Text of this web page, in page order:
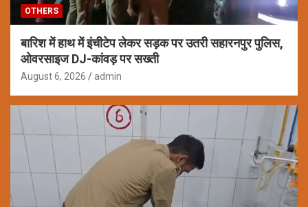
OTHERS
बारिश में हाथ में इंचीटेप लेकर सड़क पर उतरी सहारनपुर पुलिस,
ओवरसाइज DJ-कांवड़ पर सख्ती
August 6, 2026 admin